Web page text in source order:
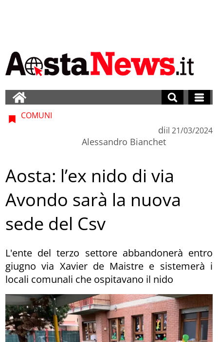
COMUNI
di
Alessandro Bianchet
il 21/03/2024
Aosta: l’ex nido di via
Avondo sarà la nuova
sede del Csv
L'ente del terzo settore abbandonerà entro
giugno via Xavier de Maistre e sistemerà i
locali comunali che ospitavano il nido